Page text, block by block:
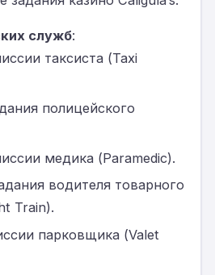
служб:
таксиста (Taxi
полицейского
медика (Paramedic).
водителя товарного
Train).
парковщика (Valet